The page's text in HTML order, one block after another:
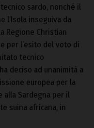
sardo, nonché il
l’Isola inseguiva da
Regione Christian
per l’esito del voto di
tecnico
deciso ad unanimità a
europea per la
Sardegna per il
suina africana, in